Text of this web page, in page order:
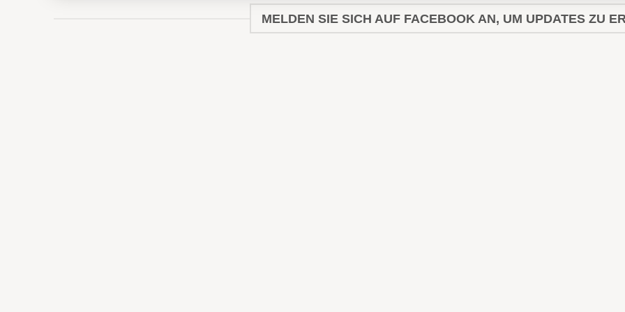
MELDEN SIE SICH AUF FACEBOOK AN, UM UPDATES ZU